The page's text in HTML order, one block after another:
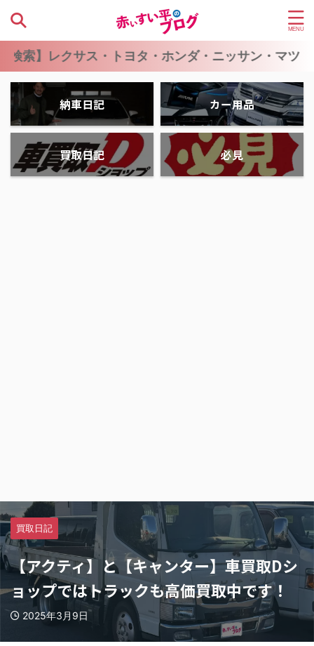
クサス・トヨタ・ホンダ・ニッサン・マツダ・ス
納車日記 カー用品
買取日記 必見
買取日記
【アクティ】と【キャンター】車買取Dシ
ョップではトラックも高価買取中です！
2025年3月9日